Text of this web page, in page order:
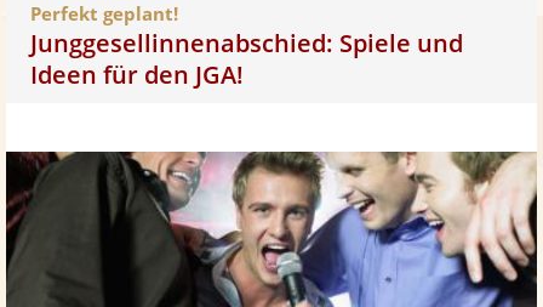
Perfekt geplant!
Junggesellinnenabschied: Spiele und
Ideen für den JGA!